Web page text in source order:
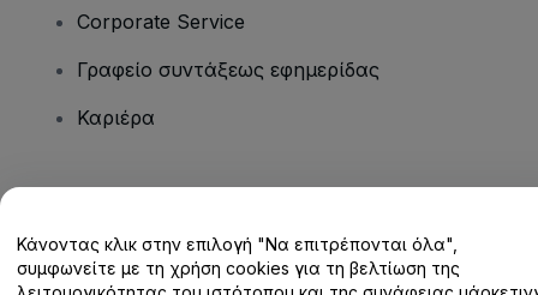
Corporate Service
Γραφείο συντάξεως εφημερίδας
Καριέρα
Κέντρο βοήθειας / Επικοινωνήστε μαζί μας
Κάνοντας κλικ στην επιλογή "Να επιτρέπονται όλα",
συμφωνείτε με τη χρήση cookies για τη βελτίωση της